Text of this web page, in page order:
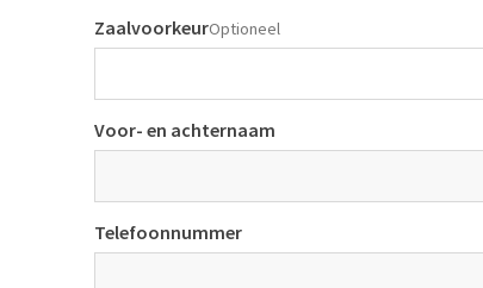
ZaalvoorkeurOptioneel
Voor- en achternaam
Telefoonnummer